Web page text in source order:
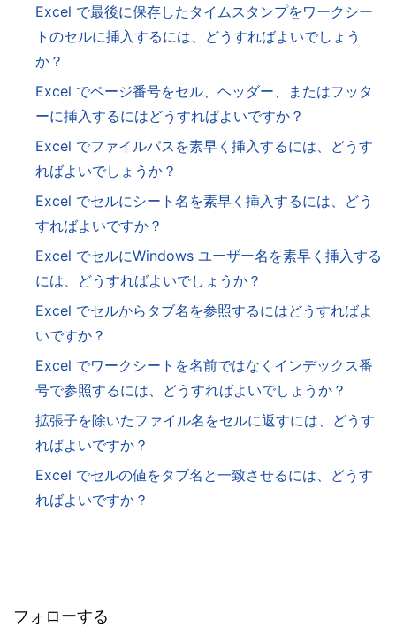
Excel で最後に保存したタイムスタンプをワークシー
トのセルに挿入するには、どうすればよいでしょう
か？
Excel でページ番号をセル、ヘッダー、またはフッタ
ーに挿入するにはどうすればよいですか？
Excel でファイルパスを素早く挿入するには、どうす
ればよいでしょうか？
Excel でセルにシート名を素早く挿入するには、どう
すればよいですか？
Excel でセルにWindows ユーザー名を素早く挿入する
には、どうすればよいでしょうか？
Excel でセルからタブ名を参照するにはどうすればよ
いですか？
Excel でワークシートを名前ではなくインデックス番
号で参照するには、どうすればよいでしょうか？
拡張子を除いたファイル名をセルに返すには、どうす
ればよいですか？
Excel でセルの値をタブ名と一致させるには、どうす
ればよいですか？
フォローする